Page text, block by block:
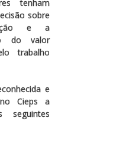
tenham
sobre
e a
do valor
trabalho
e
Cieps a
seguintes